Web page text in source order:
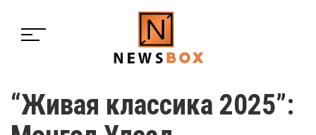
“Живая классика 2025”: